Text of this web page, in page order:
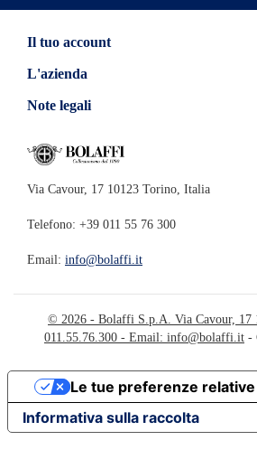
Il tuo account
L'azienda
Note legali
Via Cavour, 17 10123 Torino, Italia
Telefono: +39 011 55 76 300
Email: info@bolaffi.it
© 2026 - Bolaffi S.p.A. Via Cavour, 17
011.55.76.300 - Email: info@bolaffi.it -
Informativa sulla raccolta
Le tue preferenze